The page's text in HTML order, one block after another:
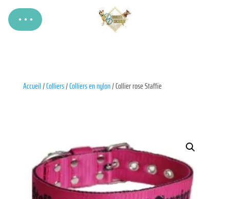
Accueil/Colliers/Colliers en nylon/ Collier rose Staffie